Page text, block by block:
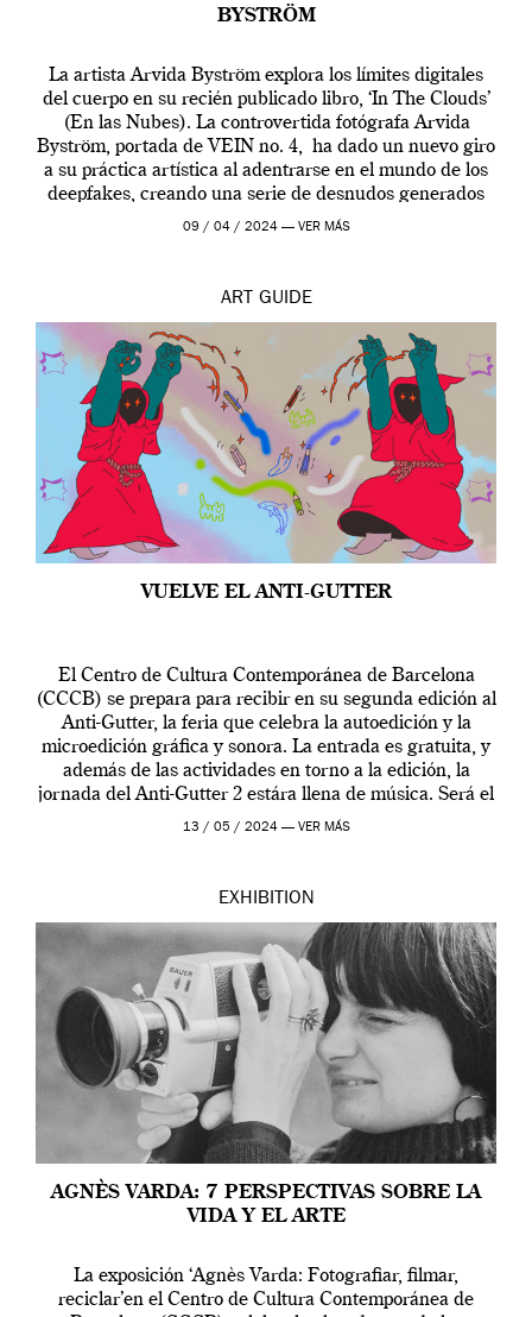
BYSTRÖM
La artista Arvida Byström explora los límites digitales
del cuerpo en su recién publicado libro, ‘In The Clouds’
(En las Nubes). La controvertida fotógrafa Arvida
Byström, portada de VEIN no. 4, ha dado un nuevo giro
a su práctica artística al adentrarse en el mundo de los
deepfakes, creando una serie de desnudos generados
por […]
09 / 04 / 2024 — VER MÁS
ART GUIDE
VUELVE EL ANTI-GUTTER
El Centro de Cultura Contemporánea de Barcelona
(CCCB) se prepara para recibir en su segunda edición al
Anti-Gutter, la feria que celebra la autoedición y la
microedición gráfica y sonora. La entrada es gratuita, y
además de las actividades en torno a la edición, la
jornada del Anti-Gutter 2 estára llena de música. Será el
[…]
13 / 05 / 2024 — VER MÁS
EXHIBITION
AGNÈS VARDA: 7 PERSPECTIVAS SOBRE LA
VIDA Y EL ARTE
La exposición ‘Agnès Varda: Fotografiar, filmar,
reciclar’en el Centro de Cultura Contemporánea de